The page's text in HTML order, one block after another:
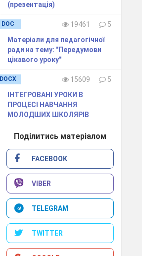
(презентація)
DOC 19461
5
Матеріали для педагогічної
ради на тему: "Передумови
цікавого уроку"
DOCX 15609
5
ІНТЕГРОВАНІ УРОКИ В
ПРОЦЕСІ НАВЧАННЯ
МОЛОДШИХ ШКОЛЯРІВ
Поділитись матеріалом
FACEBOOK
VIBER
TELEGRAM
TWITTER